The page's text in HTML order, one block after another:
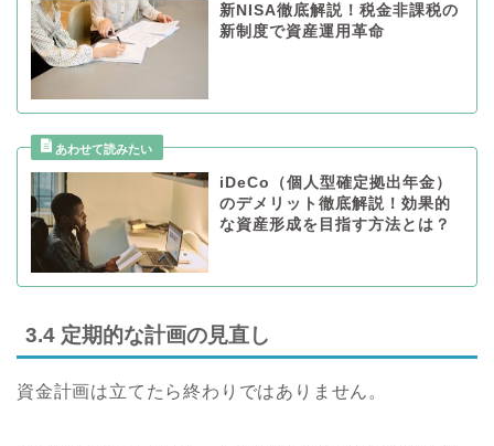
新NISA徹底解説！税金非課税の
新制度で資産運用革命
iDeCo（個人型確定拠出年金）
のデメリット徹底解説！効果的
な資産形成を目指す方法とは？
3.4 定期的な計画の見直し
資金計画は立てたら終わりではありません。